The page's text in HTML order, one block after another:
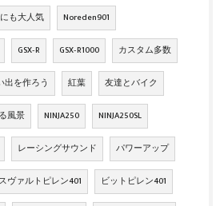
も大人気 Noreden901
GSX‐R GSX‐R1000 カスタム多数
出を作ろう 紅葉 友達とバイク
風景 NINJA250 NINJA250SL
レーシングサウンド パワーアップ
スヴァルトピレン401 ビットピレン401